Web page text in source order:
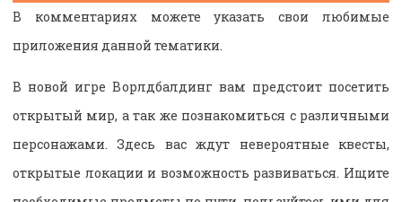
В комментариях можете указать свои любимые
приложения данной тематики.
В новой игре Ворлдбалдинг вам предстоит посетить
открытый мир, а так же познакомиться с различными
персонажами. Здесь вас ждут невероятные квесты,
открытые локации и возможность развиваться. Ищите